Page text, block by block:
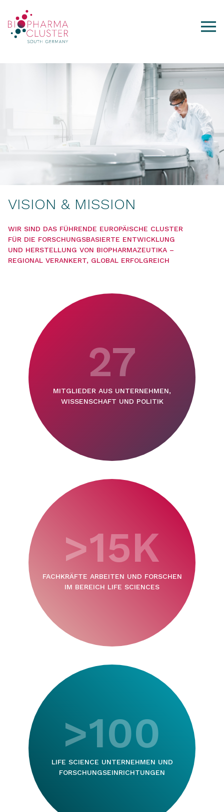
VISION & MISSION
WIR SIND DAS FÜHRENDE EUROPÄISCHE CLUSTER
FÜR DIE FORSCHUNGSBASIERTE ENTWICKLUNG
UND HERSTELLUNG VON BIOPHARMAZEUTIKA –
REGIONAL VERANKERT, GLOBAL ERFOLGREICH
27
MITGLIEDER AUS UNTERNEHMEN,
WISSENSCHAFT UND POLITIK
>15K
FACHKRÄFTE ARBEITEN UND FORSCHEN
IM BEREICH LIFE SCIENCES
>100
LIFE SCIENCE UNTERNEHMEN UND
FORSCHUNGSEINRICHTUNGEN